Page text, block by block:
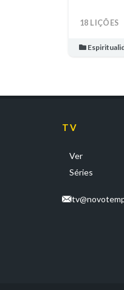
18 LIÇÕES
TV
Ver
Séries